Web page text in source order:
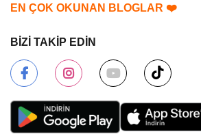
EN ÇOK OKUNAN BLOGLAR ❤️
BİZİ TAKİP EDİN